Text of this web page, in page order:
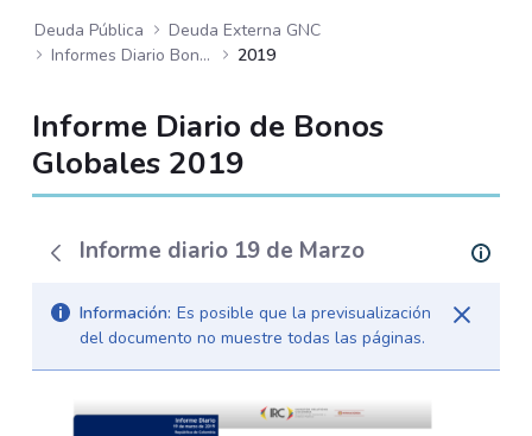
Deuda Pública
Deuda Externa GNC
Informes Diario Bonos Globales
2019
Informe Diario de Bonos
Globales 2019
Informe diario 19 de Marzo
Información: Es posible que la previsualización
del documento no muestre todas las páginas.